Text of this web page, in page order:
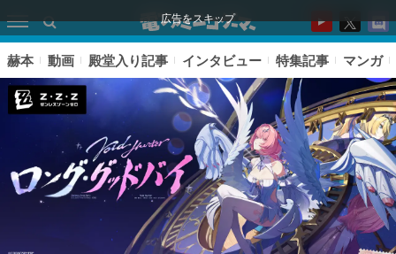
広告をスキップ
赫本 動画 殿堂入り記事 インタビュー 特集記事 マンガ